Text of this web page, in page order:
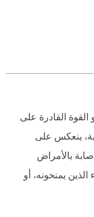
القادرة على
ينعكس على
بالأمراض
يمنحونه، أو